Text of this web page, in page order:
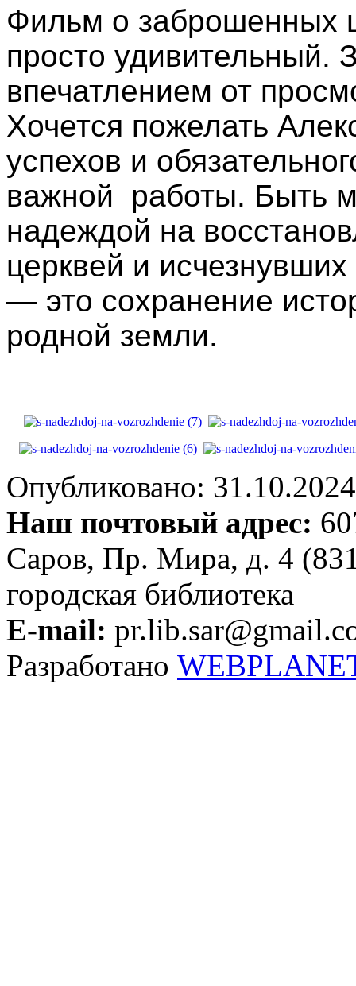
Фильм о заброшенных
просто удивительный.
впечатлением от
Хочется пожелать
успехов и
важной работы. Быть
надеждой на
церквей и
— это сохранение
родной земли.
Опубликовано:
Наш почтовый адрес:
Саров, Пр. Мира, д. 4
городская библиотека
E-mail:
Разработано